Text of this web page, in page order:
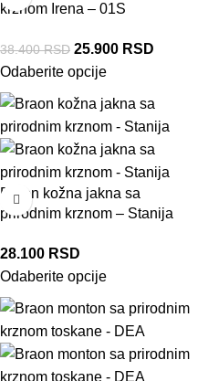
krznom Irena – 01S
38.400RSD 25.900 RSD
Odaberite opcije
Braon kožna jakna sa
prirodnim krznom – Stanija
28.100 RSD
Odaberite opcije